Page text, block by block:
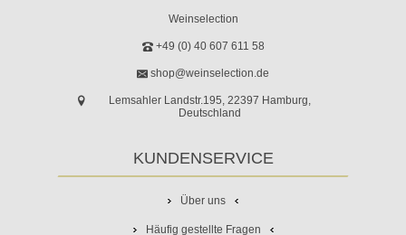
Weinselection
+49 (0) 40 607 611 58
shop@weinselection.de
Lemsahler Landstr.195, 22397 Hamburg,
Deutschland
KUNDENSERVICE
Über uns
Häufig gestellte Fragen